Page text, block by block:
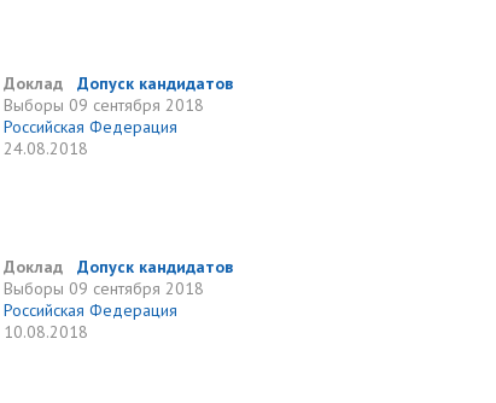
Доклад
Допуск кандидатов
Выборы 09 сентября 2018
Российская Федерация
24.08.2018
Доклад
Допуск кандидатов
Выборы 09 сентября 2018
Российская Федерация
10.08.2018